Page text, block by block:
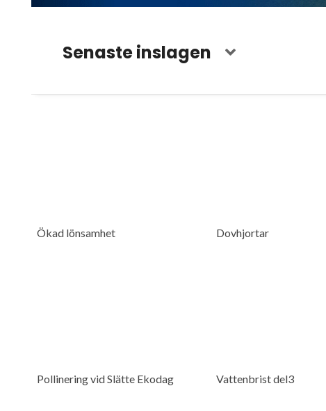
Senaste inslagen
Ökad lönsamhet Dovhjortar
Pollinering vid Slätte Ekodag Vattenbrist del3